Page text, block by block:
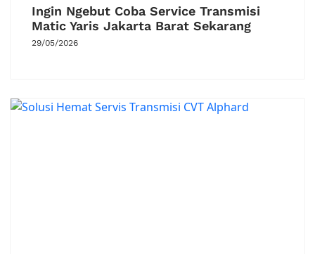
Ingin Ngebut Coba Service Transmisi
Matic Yaris Jakarta Barat Sekarang
29/05/2026